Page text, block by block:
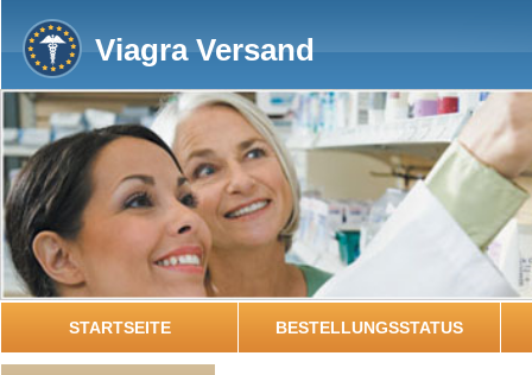
Viagra Versand
STARTSEITE BESTELLUNGSSTATUS